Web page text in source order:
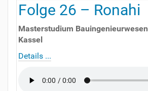
Folge 26 – Ronahi
Masterstudium Bauingenieurwesen
Kassel
Details ...